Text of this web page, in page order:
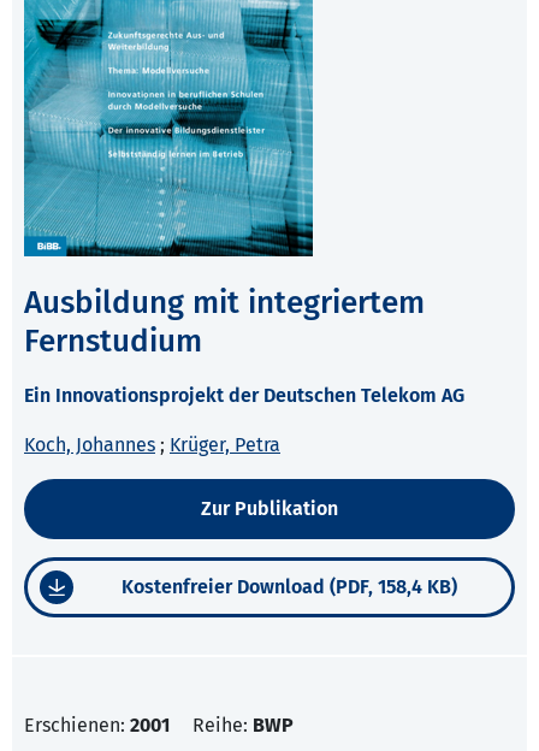
Ausbildung mit integriertem
Fernstudium
Ein Innovationsprojekt der Deutschen Telekom AG
Koch, Johannes ; Krüger, Petra
Zur Publikation
Kostenfreier Download (PDF, 158,4 KB)
Erschienen: 2001 Reihe: BWP